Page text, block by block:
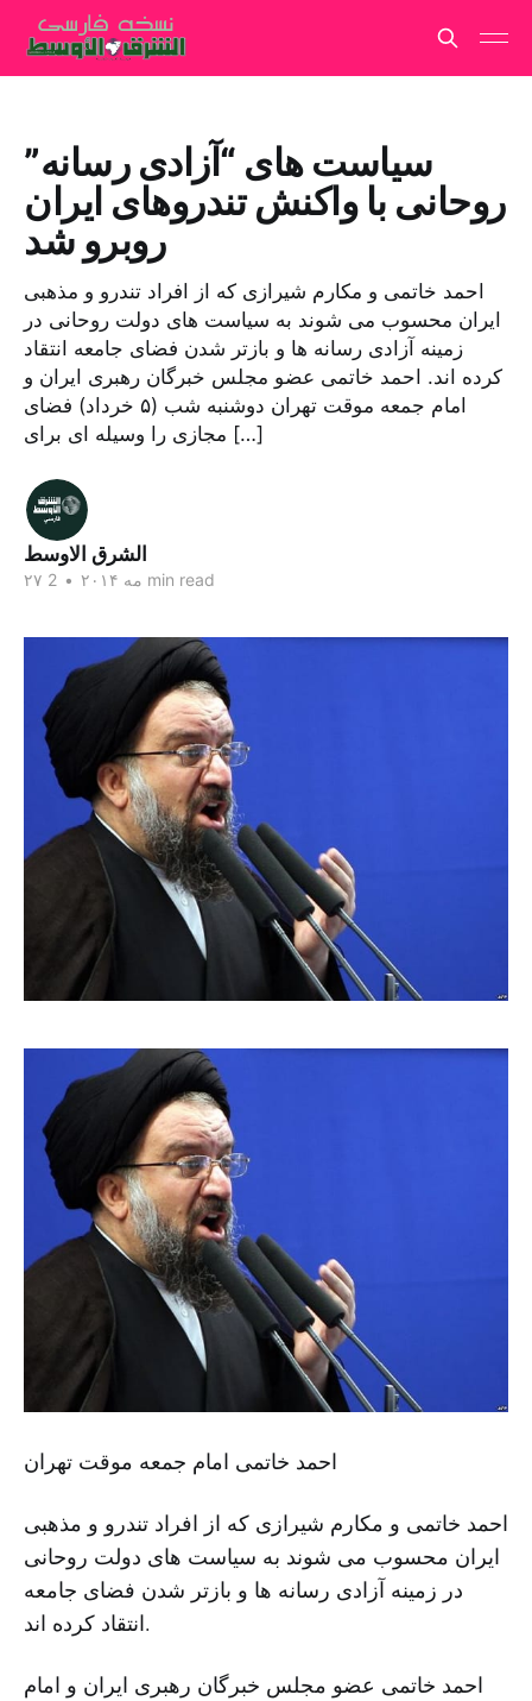
سیاست های “آزادی رسانه”
روحانی با واکنش تندروهای ایران
روبرو شد
احمد خاتمی و مکارم شیرازی که از افراد تندرو و مذهبی
ایران محسوب می شوند به سیاست های دولت روحانی در
زمینه آزادی رسانه ها و بازتر شدن فضای جامعه انتقاد
کرده اند. احمد خاتمی عضو مجلس خبرگان رهبری ایران و
امام جمعه موقت تهران دوشنبه شب (۵ خرداد) فضای
مجازی را وسیله ای برای […]
الشرق الاوسط
۲۷ مه ۲۰۱۴ • 2 min read
احمد خاتمی امام جمعه موقت تهران
احمد خاتمی و مکارم شیرازی که از افراد تندرو و مذهبی
ایران محسوب می شوند به سیاست های دولت روحانی
در زمینه آزادی رسانه ها و بازتر شدن فضای جامعه
انتقاد کرده اند.
احمد خاتمی عضو مجلس خبرگان رهبری ایران و امام